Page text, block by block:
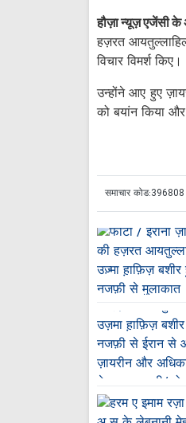
हौज़ा न्यूज़ एजेंसी
हज़रत
विचार विमर्श किए।
उन्होंने आए हुए
को बयांन किया
समाचार कोड:396808